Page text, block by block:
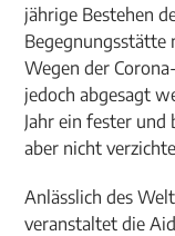
jährige Bestehen
Begegnungsstätte
Wegen der
jedoch abgesagt
Jahr ein fester und
aber nicht
Anlässlich des
veranstaltet die